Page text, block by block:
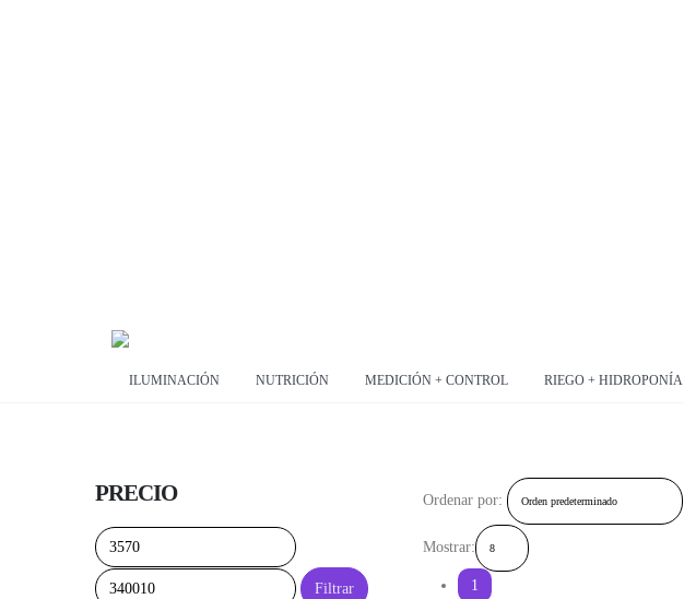
ILUMINACIÓN NUTRICIÓN MEDICIÓN + CONTROL RIEGO + HIDROPONÍA
Ordenar por:
Mostrar:
1
PRECIO
Precio
mínimo
Precio
máximo
Filtrar